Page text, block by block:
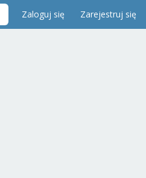
Zaloguj się Zarejestruj się